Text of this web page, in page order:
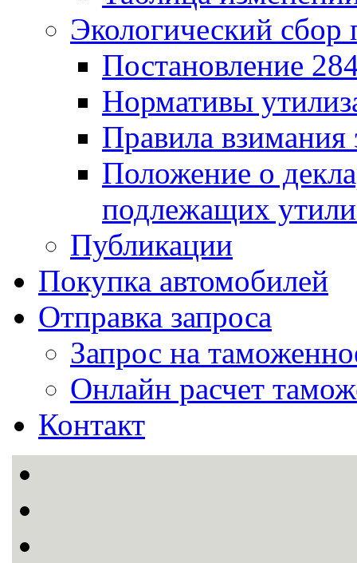
Экологический сбор
Постановление
Нормативы
Правила взимания
Положение о
подлежащих
Публикации
Покупка автомобилей
Отправка запроса
Запрос на
Онлайн расчет
Контакт